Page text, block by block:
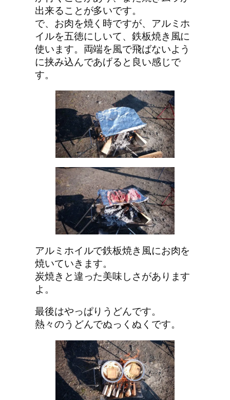
出来ることが多いです。
で、お肉を焼く時ですが、アルミホ
イルを五徳にしいて、鉄板焼き風に
使います。両端を風で飛ばないよう
に挟み込んであげると良い感じで
す。
アルミホイルで鉄板焼き風にお肉を
焼いていきます。
炭焼きと違った美味しさがあります
よ。
最後はやっぱりうどんです。
熱々のうどんでぬっくぬくです。